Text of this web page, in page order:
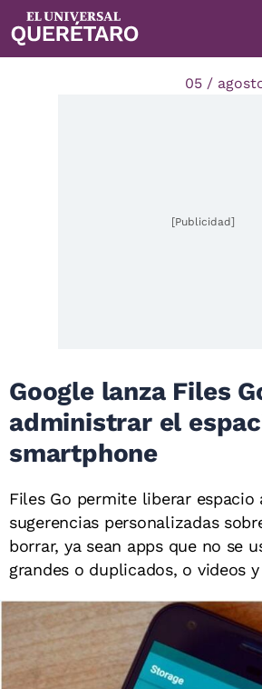
05 /
[Publicidad]
Google lanza Files
administrar el
smartphone
Files Go permite liberar espacio
sugerencias personalizadas
borrar, ya sean apps que no se
grandes o duplicados, o videos